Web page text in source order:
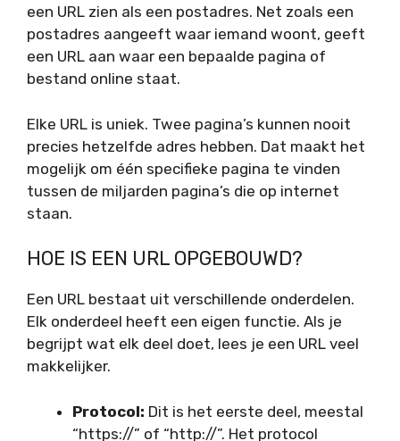
een URL zien als een postadres. Net zoals een
postadres aangeeft waar iemand woont, geeft
een URL aan waar een bepaalde pagina of
bestand online staat.
Elke URL is uniek. Twee pagina’s kunnen nooit
precies hetzelfde adres hebben. Dat maakt het
mogelijk om één specifieke pagina te vinden
tussen de miljarden pagina’s die op internet
staan.
HOE IS EEN URL OPGEBOUWD?
Een URL bestaat uit verschillende onderdelen.
Elk onderdeel heeft een eigen functie. Als je
begrijpt wat elk deel doet, lees je een URL veel
makkelijker.
Protocol: Dit is het eerste deel, meestal
“https://” of “http://”. Het protocol